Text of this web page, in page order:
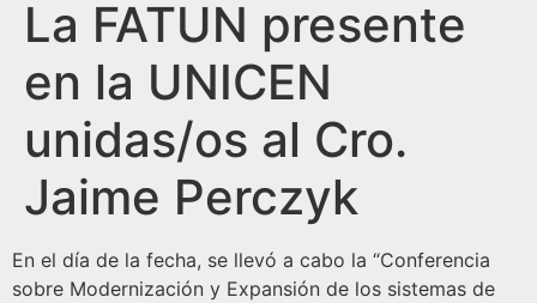
La FATUN presente
en la UNICEN
unidas/os al Cro.
Jaime Perczyk
En el día de la fecha, se llevó a cabo la “Conferencia
sobre Modernización y Expansión de los sistemas de